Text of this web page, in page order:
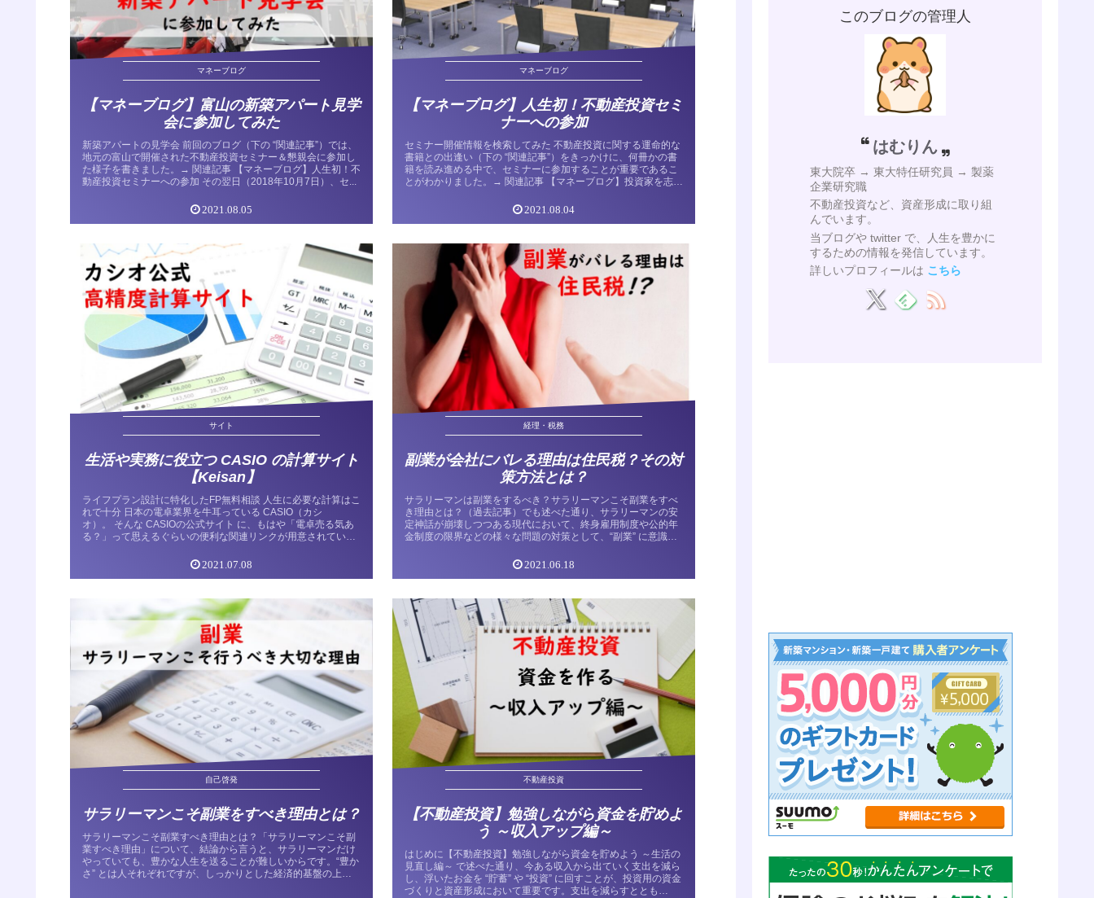
マネーブログ
【マネーブログ】富山の新築アパート見学
会に参加してみた
新築アパートの見学会 前回のブログ（下の “関連記事”）では、
地元の富山で開催された不動産投資セミナー＆懇親会に参加し
た様子を書きました。→ 関連記事 【マネーブログ】人生初！不
動産投資セミナーへの参加 その翌日（2018年10月7日）、セ...
2021.08.05
マネーブログ
【マネーブログ】人生初！不動産投資セミ
ナーへの参加
セミナー開催情報を検索してみた 不動産投資に関する運命的な
書籍との出逢い（下の “関連記事”）をきっかけに、何冊かの書
籍を読み進める中で、セミナーに参加することが重要であるこ
とがわかりました。→ 関連記事 【マネーブログ】投資家を志し
2021.08.04
サイト
生活や実務に役立つ CASIO の計算サイト
【Keisan】
ライフプラン設計に特化したFP無料相談 人生に必要な計算はこ
れで十分 日本の電卓業界を牛耳っている CASIO（カシ
オ）。 そんな CASIOの公式サイト に、もはや「電卓売る気あ
る？」って思えるぐらいの便利な関連リンクが用意されていま
2021.07.08
経理・税務
副業が会社にバレる理由は住民税？その対
策方法とは？
サラリーマンは副業をするべき？サラリーマンこそ副業をすべ
き理由とは？（過去記事）でも述べた通り、サラリーマンの安
定神話が崩壊しつつある現代において、終身雇用制度や公的年
金制度の限界などの様々な問題の対策として、“副業” に意識を
2021.06.18
自己啓発
サラリーマンこそ副業をすべき理由とは？
サラリーマンこそ副業すべき理由とは？「サラリーマンこそ副
業すべき理由」について、結論から言うと、サラリーマンだけ
やっていても、豊かな人生を送ることが難しいからです。“豊か
さ” とは人それぞれですが、しっかりとした経済的基盤の上で
不動産投資
【不動産投資】勉強しながら資金を貯めよ
う ～収入アップ編～
はじめに【不動産投資】勉強しながら資金を貯めよう ～生活の
見直し編～ で述べた通り、今ある収入から出ていく支出を減ら
し、浮いたお金を “貯蓄” や “投資” に回すことが、投資用の資金
づくりと資産形成において重要です。支出を減らすととも
このブログの管理人
はむりん
東大院卒 → 東大特任研究員 → 製薬
企業研究職
不動産投資など、資産形成に取り組
んでいます。
当ブログや twitter で、人生を豊かに
するための情報を発信しています。
詳しいプロフィールは こちら